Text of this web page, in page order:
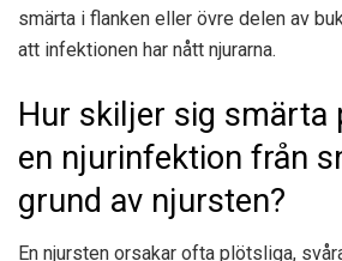
smärta i flanken eller övre delen av
att infektionen har nått njurarna.
Hur skiljer sig smärta
en njurinfektion från
grund av njursten?
En njursten orsakar ofta plötsliga,